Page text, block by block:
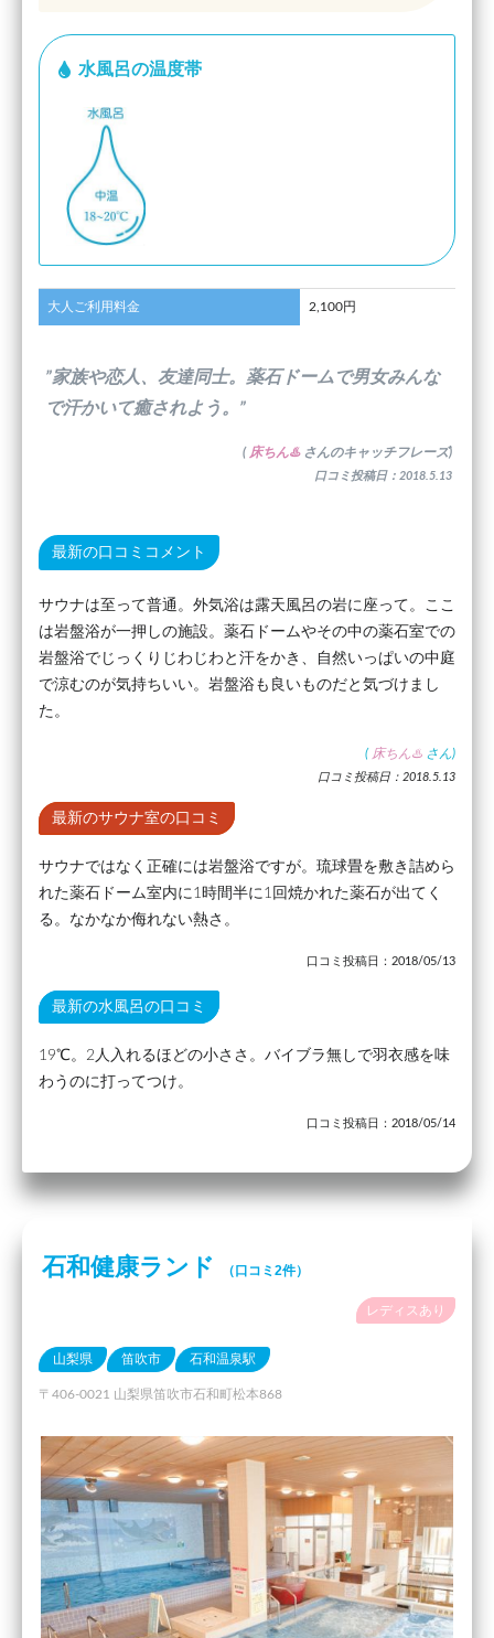
水風呂の温度帯
大人ご利用料金 2,100円
”家族や恋人、友達同士。薬石ドームで男女みんな
で汗かいて癒されよう。”
( 床ちん♨️ さんのキャッチフレーズ)
口コミ投稿日：2018.5.13
最新の口コミコメント
サウナは至って普通。外気浴は露天風呂の岩に座って。ここ
は岩盤浴が一押しの施設。薬石ドームやその中の薬石室での
岩盤浴でじっくりじわじわと汗をかき、自然いっぱいの中庭
で涼むのが気持ちいい。岩盤浴も良いものだと気づけまし
た。
( 床ちん♨️ さん)
口コミ投稿日：2018.5.13
最新のサウナ室の口コミ
サウナではなく正確には岩盤浴ですが。琉球畳を敷き詰めら
れた薬石ドーム室内に1時間半に1回焼かれた薬石が出てく
る。なかなか侮れない熱さ。
口コミ投稿日：2018/05/13
最新の水風呂の口コミ
19℃。2人入れるほどの小ささ。バイブラ無しで羽衣感を味
わうのに打ってつけ。
口コミ投稿日：2018/05/14
石和健康ランド （口コミ2件）
レディスあり
山梨県 笛吹市 石和温泉駅
〒406-0021 山梨県笛吹市石和町松本868